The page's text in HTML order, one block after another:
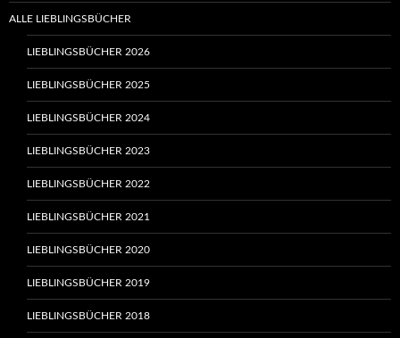
ALLE LIEBLINGSBÜCHER
LIEBLINGSBÜCHER 2026
LIEBLINGSBÜCHER 2025
LIEBLINGSBÜCHER 2024
LIEBLINGSBÜCHER 2023
LIEBLINGSBÜCHER 2022
LIEBLINGSBÜCHER 2021
LIEBLINGSBÜCHER 2020
LIEBLINGSBÜCHER 2019
LIEBLINGSBÜCHER 2018